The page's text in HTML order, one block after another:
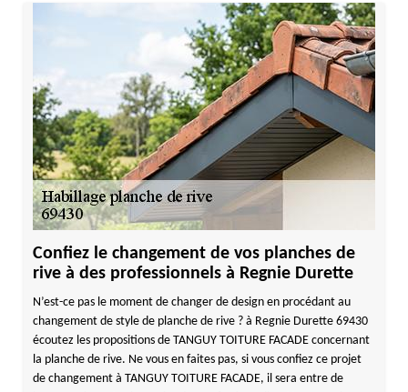
Confiez le changement de vos planches de
rive à des professionnels à Regnie Durette
N’est-ce pas le moment de changer de design en procédant au
changement de style de planche de rive ? à Regnie Durette 69430
écoutez les propositions de TANGUY TOITURE FACADE concernant
la planche de rive. Ne vous en faites pas, si vous confiez ce projet
de changement à TANGUY TOITURE FACADE, il sera entre de